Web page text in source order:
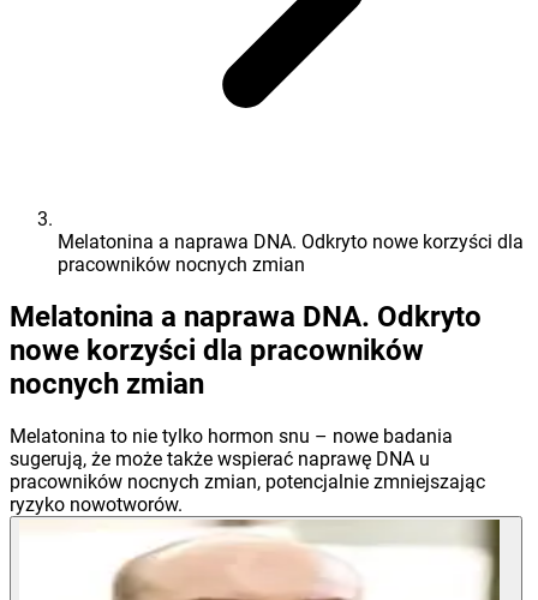
Melatonina a naprawa DNA. Odkryto nowe korzyści dla
pracowników nocnych zmian
Melatonina a naprawa DNA. Odkryto
nowe korzyści dla pracowników
nocnych zmian
Melatonina to nie tylko hormon snu – nowe badania
sugerują, że może także wspierać naprawę DNA u
pracowników nocnych zmian, potencjalnie zmniejszając
ryzyko nowotworów.